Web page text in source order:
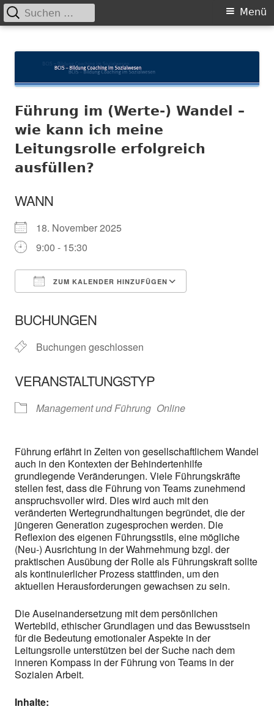
zum
Primäres
Menü
Suchen
nach:
Führung im (Werte-) Wandel –
wie kann ich meine
Leitungsrolle erfolgreich
ausfüllen?
WANN
18. November 2025
9:00 - 15:30
ZUM KALENDER HINZUFÜGEN
BUCHUNGEN
Buchungen geschlossen
VERANSTALTUNGSTYP
Management und Führung Online
Führung erfährt in Zeiten von gesellschaftlichem Wandel
auch in den Kontexten der Behindertenhilfe
grundlegende Veränderungen. Viele Führungskräfte
stellen fest, dass die Führung von Teams zunehmend
anspruchsvoller wird. Dies wird auch mit den
veränderten Wertegrundhaltungen begründet, die der
jüngeren Generation zugesprochen werden. Die
Reflexion des eigenen Führungsstils, eine mögliche
(Neu-) Ausrichtung in der Wahrnehmung bzgl. der
praktischen Ausübung der Rolle als Führungskraft sollte
als kontinuierlicher Prozess stattfinden, um den
aktuellen Herausforderungen gewachsen zu sein.
Die Auseinandersetzung mit dem persönlichen
Wertebild, ethischer Grundlagen und das Bewusstsein
für die Bedeutung emotionaler Aspekte in der
Leitungsrolle unterstützen bei der Suche nach dem
inneren Kompass in der Führung von Teams in der
Sozialen Arbeit.
Inhalte: